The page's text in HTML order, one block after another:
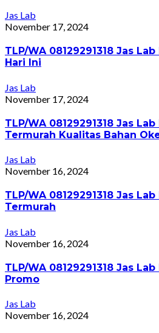
Jas Lab
November 17, 2024
TLP/WA 08129291318 Jas
Hari Ini
Jas Lab
November 17, 2024
TLP/WA 08129291318 Jas
Termurah Kualitas Bahan
Jas Lab
November 16, 2024
TLP/WA 08129291318 Jas
Termurah
Jas Lab
November 16, 2024
TLP/WA 08129291318 Jas
Promo
Jas Lab
November 16, 2024